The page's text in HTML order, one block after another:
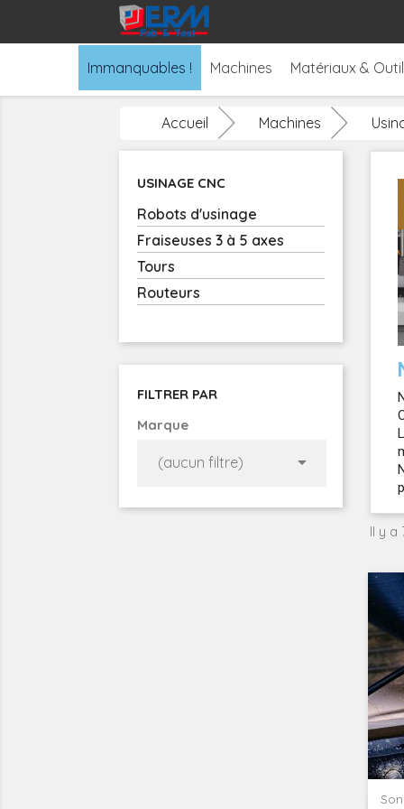
Immanquables ! Machines Matériaux &
Accueil Machines
USINAGE CNC
Robots d'usinage
Fraiseuses 3 à 5 axes
Tours
Routeurs
FILTRER PAR
Marque
(aucun filtre) 
Il y a